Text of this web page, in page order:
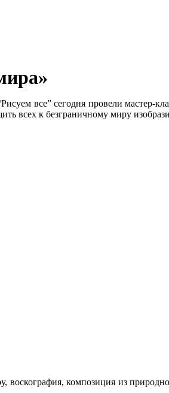
все” сегодня провели мастер-
к безграничному миру
композиция из